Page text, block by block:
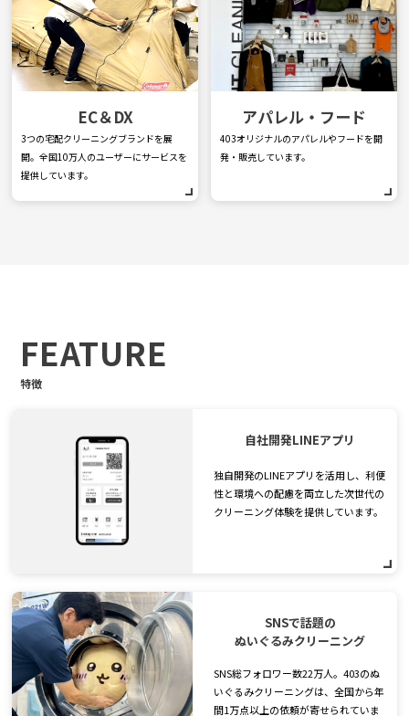
EC＆DX
3つの宅配クリーニングブランドを展
開。全国10万人のユーザーにサービスを
提供しています。
アパレル・フード
403オリジナルのアパレルやフードを開
発・販売しています。
FEATURE
特徴
自社開発LINEアプリ
独自開発のLINEアプリを活用し、利便
性と環境への配慮を両立した次世代の
クリーニング体験を提供しています。
SNSで話題の
ぬいぐるみクリーニング
SNS総フォロワー数22万人。403のぬ
いぐるみクリーニングは、全国から年
間1万点以上の依頼が寄せられていま